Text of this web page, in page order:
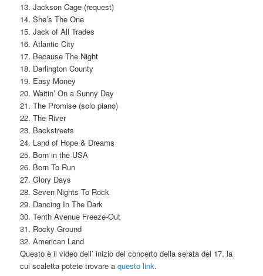
13. Jackson Cage (request)
14. She’s The One
15. Jack of All Trades
16. Atlantic City
17. Because The Night
18. Darlington County
19. Easy Money
20. Waitin’ On a Sunny Day
21. The Promise (solo piano)
22. The River
23. Backstreets
24. Land of Hope & Dreams
25. Born in the USA
26. Born To Run
27. Glory Days
28. Seven Nights To Rock
29. Dancing In The Dark
30. Tenth Avenue Freeze-Out
31. Rocky Ground
32. American Land
Questo è il video dell’ inizio del concerto della serata del 17, la
cui scaletta potete trovare aquesto link.